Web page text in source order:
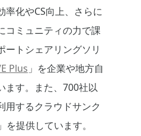
率化やCS向上、さらに
コミュニティの力で課
ートシェアリングソリ
Plus 」を企業や地方自
ます。また、700社以
用するクラウドサンク
」を提供しています。